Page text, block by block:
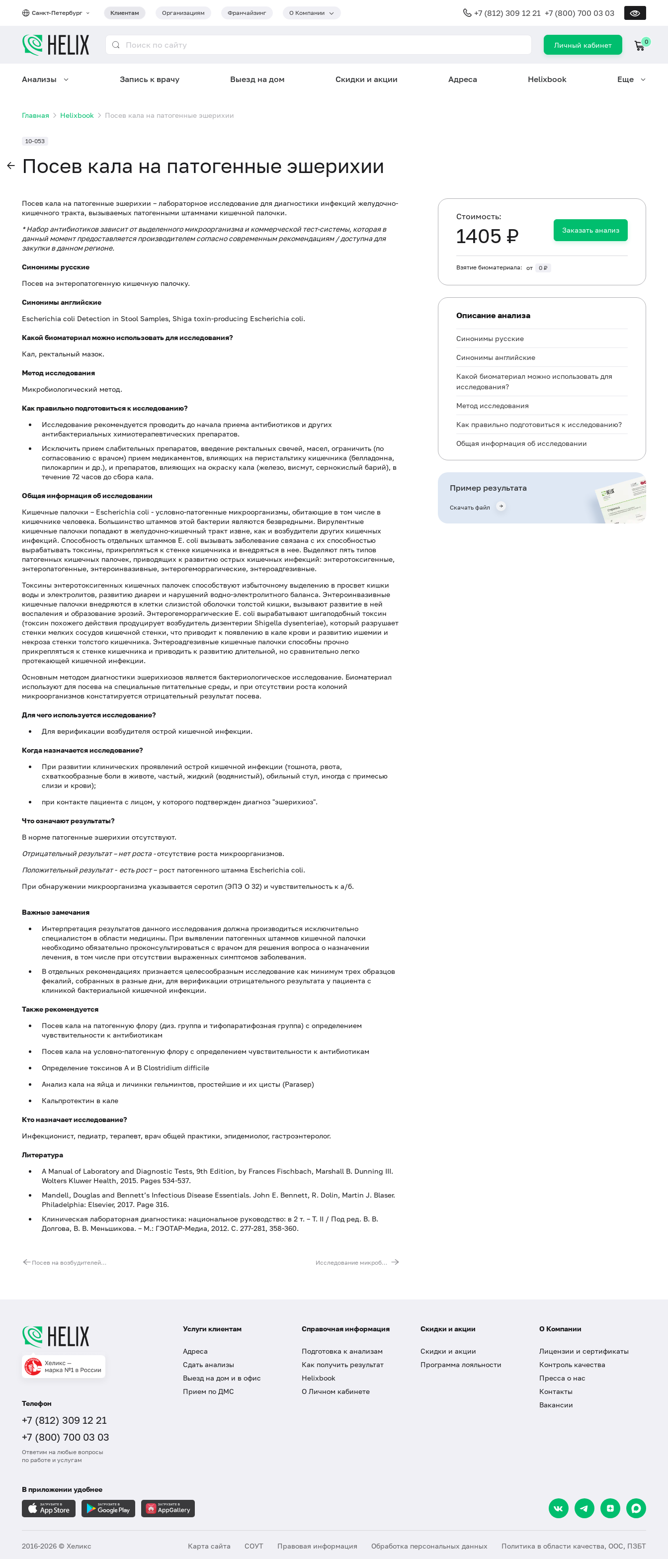
Санкт-Петербург Клиентам Организациям Франчайзинг О Компании +7 (812) 309 12 21 +7 (800) 700 03 03
Личный кабинет 0
Анализы Запись к врачу Выезд на дом Скидки и акции Адреса Helixbook Еще
Главная Helixbook Посев кала на патогенные эшерихии
10-053
Посев кала на патогенные эшерихии
Посев кала на патогенные эшерихии – лабораторное исследование для диагностики инфекций желудочно-
кишечного тракта, вызываемых патогенными штаммами кишечной палочки.
* Набор антибиотиков зависит от выделенного микроорганизма и коммерческой тест-системы, которая в
данный момент предоставляется производителем согласно современным рекомендациям / доступна для
закупки в данном регионе.
Синонимы русские
Посев на энтеропатогенную кишечную палочку.
Синонимы английские
Escherichia coli Detection in Stool Samples, Shiga toxin-producing Escherichia coli.
Какой биоматериал можно использовать для исследования?
Кал, ректальный мазок.
Метод исследования
Микробиологический метод.
Как правильно подготовиться к исследованию?
Исследование рекомендуется проводить до начала приема антибиотиков и других
антибактериальных химиотерапевтических препаратов.
Исключить прием слабительных препаратов, введение ректальных свечей, масел, ограничить (по
согласованию с врачом) прием медикаментов, влияющих на перистальтику кишечника (белладонна,
пилокарпин и др.), и препаратов, влияющих на окраску кала (железо, висмут, сернокислый барий), в
течение 72 часов до сбора кала.
Общая информация об исследовании
Кишечные палочки – Escherichia coli - условно-патогенные микроорганизмы, обитающие в том числе в
кишечнике человека. Большинство штаммов этой бактерии являются безвредными. Вирулентные
кишечные палочки попадают в желудочно-кишечный тракт извне, как и возбудители других кишечных
инфекций. Способность отдельных штаммов Е. coli вызывать заболевание связана с их способностью
вырабатывать токсины, прикрепляться к стенке кишечника и внедряться в нее. Выделяют пять типов
патогенных кишечных палочек, приводящих к развитию острых кишечных инфекций: энтеротоксигенные,
энтеропатогенные, энтероинвазивные, энтерогеморрагические, энтероадгезивные.
Токсины энтеротоксигенных кишечных палочек способствуют избыточному выделению в просвет кишки
воды и электролитов, развитию диареи и нарушений водно-электролитного баланса. Энтероинвазивные
кишечные палочки внедряются в клетки слизистой оболочки толстой кишки, вызывают развитие в ней
воспаления и образование эрозий. Энтерогеморрагические Е. coli вырабатывают шигаподобный токсин
(токсин похожего действия продуцирует возбудитель дизентерии Shigella dysenteriae), который разрушает
стенки мелких сосудов кишечной стенки, что приводит к появлению в кале крови и развитию ишемии и
некроза стенки толстого кишечника. Энтероадгезивные кишечные палочки способны прочно
прикрепляться к стенке кишечника и приводить к развитию длительной, но сравнительно легко
протекающей кишечной инфекции.
Основным методом диагностики эшерихиозов является бактериологическое исследование. Биоматериал
используют для посева на специальные питательные среды, и при отсутствии роста колоний
микроорганизмов констатируется отрицательный результат посева.
Для чего используется исследование?
Для верификации возбудителя острой кишечной инфекции.
Когда назначается исследование?
При развитии клинических проявлений острой кишечной инфекции (тошнота, рвота,
схваткообразные боли в животе, частый, жидкий (водянистый), обильный стул, иногда с примесью
слизи и крови);
при контакте пациента с лицом, у которого подтвержден диагноз "эшерихиоз".
Что означают результаты?
В норме патогенные эшерихии отсутствуют.
Отрицательный результат – нет роста -отсутствие роста микроорганизмов.
Положительный результат- есть рост– рост патогенного штамма Escherichia coli.
При обнаружении микроорганизма указывается серотип (ЭПЭ О 32) и чувствительность к а/б.
Важные замечания
Интерпретация результатов данного исследования должна производиться исключительно
специалистом в области медицины. При выявлении патогенных штаммов кишечной палочки
необходимо обязательно проконсультироваться с врачом для решения вопроса о назначении
лечения, в том числе при отсутствии выраженных симптомов заболевания.
В отдельных рекомендациях признается целесообразным исследование как минимум трех образцов
фекалий, собранных в разные дни, для верификации отрицательного результата у пациента с
клиникой бактериальной кишечной инфекции.
Также рекомендуется
Посев кала на патогенную флору (диз. группа и тифопаратифозная группа) с определением
чувствительности к антибиотикам
Посев кала на условно-патогенную флору с определением чувствительности к антибиотикам
Определение токсинов A и B Clostridium difficile
Анализ кала на яйца и личинки гельминтов, простейшие и их цисты (Parasep)
Кальпротектин в кале
Кто назначает исследование?
Инфекционист, педиатр, терапевт, врач общей практики, эпидемиолог, гастроэнтеролог.
Литература
A Manual of Laboratory and Diagnostic Tests, 9th Edition, by Frances Fischbach, Marshall B. Dunning III.
Wolters Kluwer Health, 2015. Pages 534-537.
Mandell, Douglas and Bennett’s Infectious Disease Essentials. John E. Bennett, R. Dolin, Martin J. Blaser.
Philadelphia: Elsevier, 2017. Page 316.
Клиническая лабораторная диагностика: национальное руководство: в 2 т. – T. II / Под ред. В. В.
Долгова, В. В. Меньшикова. – М.: ГЭОТАР-Медиа, 2012. С. 277-281, 358-360.
Посев на возбудителей коклюша и паракоклюша (Bordetella pertussis/parapertussis) Исследование микробиоценоза влагалища с определением чувствительности к антибиотикам
Cтоимость:
1405 ₽ Заказать анализ
Взятие биоматериала: от 0 ₽
Описание анализа
Синонимы русские
Синонимы английские
Какой биоматериал можно использовать для
исследования?
Метод исследования
Как правильно подготовиться к исследованию?
Общая информация об исследовании
Для чего используется исследование?
Пример результата
Скачать файл
Телефон
+7 (812) 309 12 21
+7 (800) 700 03 03
Ответим на любые вопросы
по работе и услугам
Услуги клиентам
Адреса
Сдать анализы
Выезд на дом и в офис
Прием по ДМС
Справочная информация
Подготовка к анализам
Как получить результат
Helixbook
О Личном кабинете
Скидки и акции
Скидки и акции
Программа лояльности
О Компании
Лицензии и сертификаты
Контроль качества
Пресса о нас
Контакты
Вакансии
В приложении удобнее
2016-2026 © Хеликс Карта сайта СОУТ Правовая информация Обработка персональных данных Политика в области качества, ООС, ПЗБТ